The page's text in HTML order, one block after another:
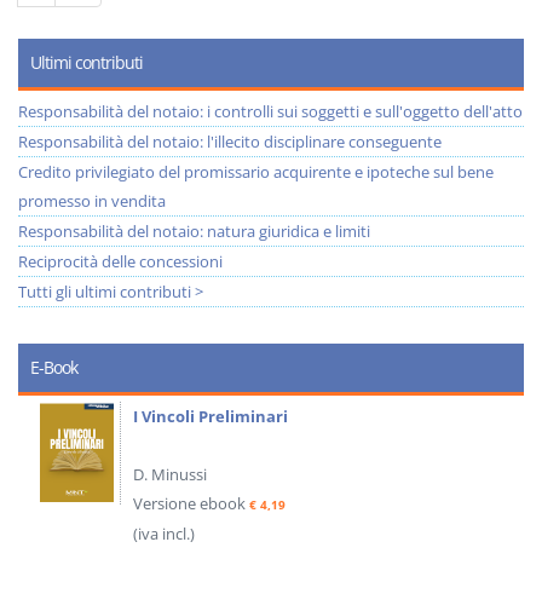
Ultimi contributi
Responsabilità del notaio: i controlli sui soggetti e sull'oggetto dell'atto
Responsabilità del notaio: l'illecito disciplinare conseguente
Credito privilegiato del promissario acquirente e ipoteche sul bene
promesso in vendita
Responsabilità del notaio: natura giuridica e limiti
Reciprocità delle concessioni
Tutti gli ultimi contributi >
E-Book
I Vincoli Preliminari
D. Minussi
Versione ebook € 4,19
(iva incl.)